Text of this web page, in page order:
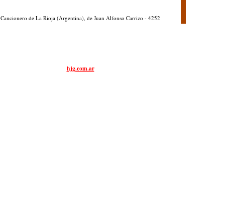
Cancionero de La Rioja (Argentina), de Juan Alfonso Carrizo - 4252
hjg.com.ar